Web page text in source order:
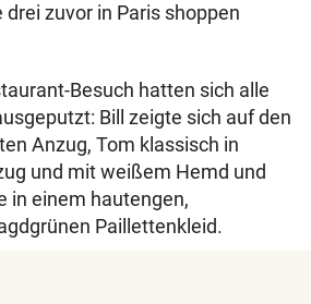
zuvor in Paris shoppen
Besuch hatten sich alle
Bill zeigte sich auf den
Anzug, Tom klassisch in
und mit weißem Hemd und
in einem hautengen,
Paillettenkleid.